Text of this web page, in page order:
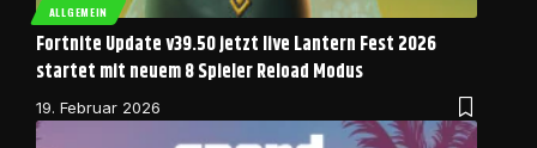
ALLGEMEIN
Fortnite Update v39.50 jetzt live Lantern Fest 2026
startet mit neuem 8 Spieler Reload Modus
19. Februar 2026